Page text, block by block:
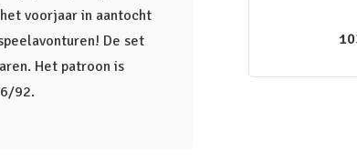
voorjaar in aantocht
De set
Het patroon is
92.